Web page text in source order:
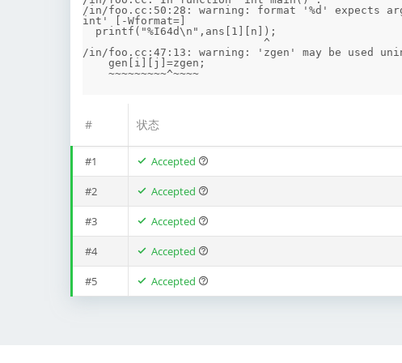
/in/foo.cc:50:28: warning: format '%d' expects
int' [-Wformat=]
/in/foo.cc:47:13: warning: 'zgen' may be used
# 状态
#1 Accepted
#2 Accepted
#3 Accepted
#4 Accepted
#5 Accepted